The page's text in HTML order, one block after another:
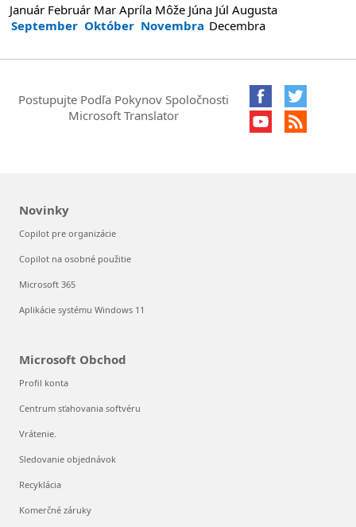
Január Február Mar Apríla Môže Júna Júl Augusta
September Október Novembra Decembra
Postupujte Podľa Pokynov Spoločnosti
Microsoft Translator
Novinky
Copilot pre organizácie
Copilot na osobné použitie
Microsoft 365
Aplikácie systému Windows 11
Microsoft Obchod
Profil konta
Centrum sťahovania softvéru
Vrátenie.
Sledovanie objednávok
Recyklácia
Komerčné záruky